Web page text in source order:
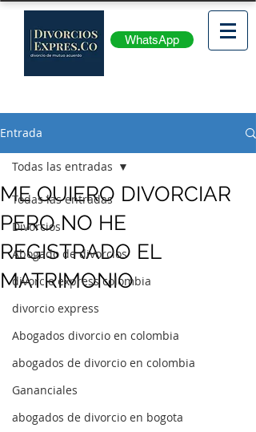
WhatsApp
Entrada
Todas las entradas
Divorcios
Abogado de divorcios
divorcio express colombia
divorcio express
Abogados divorcio en colombia
abogados de divorcio en colombia
Gananciales
abogados de divorcio en bogota
Todas las entradas
ME QUIERO DIVORCIAR
PERO NO HE
REGISTRADO EL
MATRIMONIO